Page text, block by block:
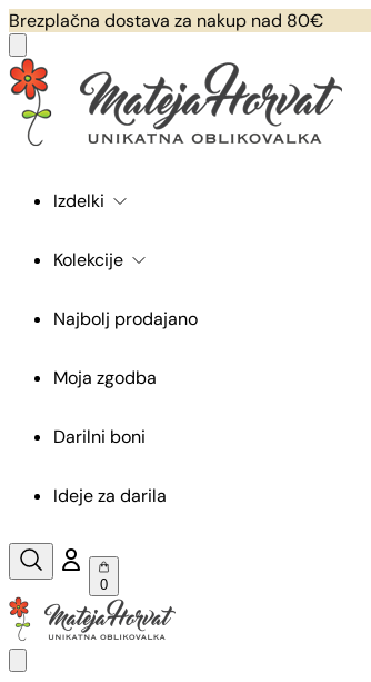
Brezplačna dostava za nakup nad 80€
Izdelki
Kolekcije
Najbolj prodajano
Moja zgodba
Darilni boni
Ideje za darila
0